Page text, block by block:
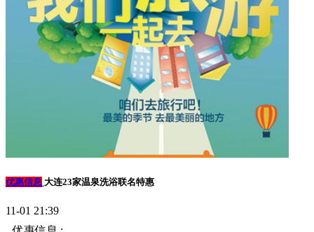
优惠信息 大连23家温泉洗浴联名特惠
11-01 21:39